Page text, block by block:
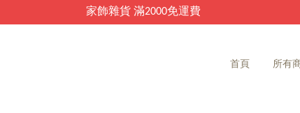
家飾雜貨 滿2000免運費
首頁 所有